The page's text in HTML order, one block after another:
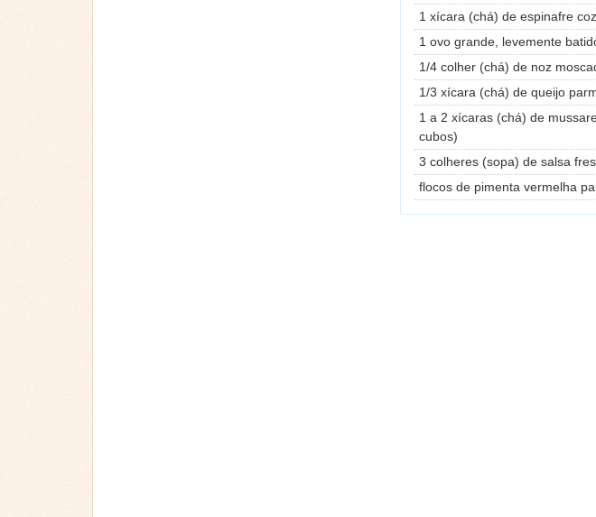
1 xícara (chá) de espinafre
1 ovo grande, levemente
1/4 colher (chá) de noz
1/3 xícara (chá) de queijo
1 a 2 xícaras (chá) de
cubos)
3 colheres (sopa) de salsa
flocos de pimenta vermelha